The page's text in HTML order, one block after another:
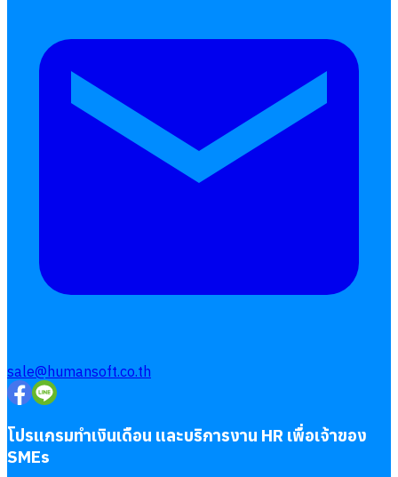
เอกสารออนไลน์
ลางาน
sale@humansoft.co.th
โปรแกรมทำเงินเดือน และบริการงาน HR เพื่อเจ้าของ
SMEs